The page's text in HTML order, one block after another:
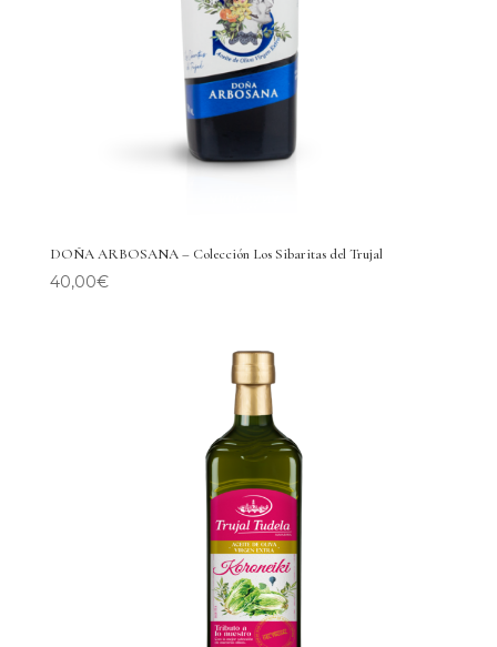
DOÑA ARBOSANA – Colección Los Sibaritas del Trujal
40,00€